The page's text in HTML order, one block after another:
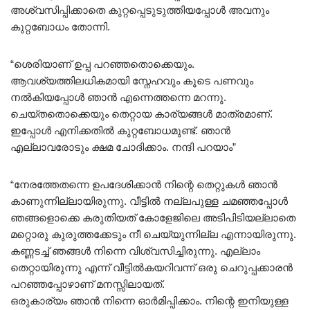
അശ്വസിപ്പിക്കാതെ കുറ്റപ്പെടുടുത്തിയപ്പോൾ അവനും
കുറ്റബോധം തോന്നി.
“ശെരിയാണ് ഉപ്പ പറഞ്ഞതൊക്കെയും.
ആവശ്യത്തിലധികമായി സ്നേഹവും കൂടെ പണവും
നൽകിയപ്പോൾ ഞാൻ എന്നെത്തന്നെ മറന്നു.
ചെയ്തതൊക്കെയും തെറ്റായ കാര്യങ്ങൾ മാത്രമാണ്.
ഇപ്പോൾ എനിക്കതിൽ കുറ്റബോധമുണ്ട്. ഞാൻ
എല്ലാവരോടും ക്ഷമ ചോദിക്കാം. നന്ദി പറയാം”
“നേരത്തേതന്നെ ഉപദേശിക്കാൻ നിന്റെ തെറ്റുകൾ ഞാൻ
കാണുന്നില്ലായിരുന്നു. വീട്ടിൽ നല്ലപുള്ള ചമഞ്ഞപ്പോൾ
ഞങ്ങളൊക്കെ കരുതിയത് കോളേജിലെ അടിപിടിയല്ലാതെ
മറ്റൊരു കുരുത്തക്കേടും നീ ചെയ്യുന്നില്ല എന്നായിരുന്നു.
കണ്ണടച്ച് ഞങ്ങൾ നിന്നെ വിശ്വസിച്ചിരുന്നു. എല്ലാം
തെറ്റായിരുന്നു എന്ന് വീട്ടിൽകയറിവന്ന് ഒരു ചെറുപ്പക്കാരൻ
പറഞ്ഞപ്പോഴാണ് മനസ്സിലായത്.
ഒരുകാര്യം ഞാൻ നിന്നെ ഓർമിപ്പിക്കാം. നിന്റെ ഇനിയുള്ള